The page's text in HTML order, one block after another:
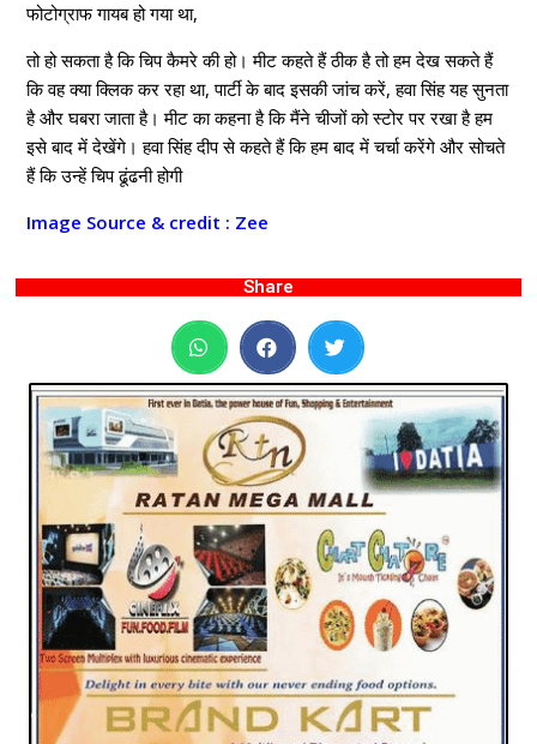
फोटोग्राफ गायब हो गया था,
तो हो सकता है कि चिप कैमरे की हो। मीट कहते हैं ठीक है तो हम देख सकते हैं
कि वह क्या क्लिक कर रहा था, पार्टी के बाद इसकी जांच करें, हवा सिंह यह सुनता
है और घबरा जाता है। मीट का कहना है कि मैंने चीजों को स्टोर पर रखा है हम
इसे बाद में देखेंगे। हवा सिंह दीप से कहते हैं कि हम बाद में चर्चा करेंगे और सोचते
हैं कि उन्हें चिप ढूंढनी होगी
Image Source & credit : Zee
Share